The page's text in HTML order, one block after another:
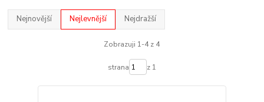
Nejnovější Nejlevnější Nejdražší
Zobrazuji 1-4 z 4
strana z 1